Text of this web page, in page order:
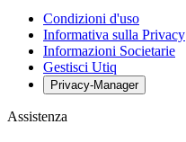
Condizioni d'uso
Informativa sulla Privacy
Informazioni Societarie
Gestisci Utiq
Privacy-Manager
Assistenza